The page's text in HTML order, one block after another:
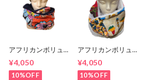
アフリカンボリュー
¥4,050
10%OFF
アフリカンボリュー
¥4,050
10%OFF